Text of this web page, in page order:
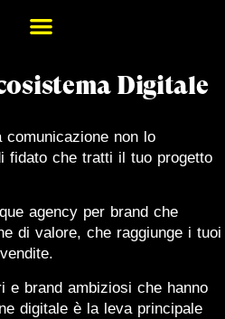
Digitale
non lo
fidato che tratti il tuo progetto
agency per brand che
di valore, che raggiunge i tuoi
e brand ambiziosi che hanno
digitale è la leva principale